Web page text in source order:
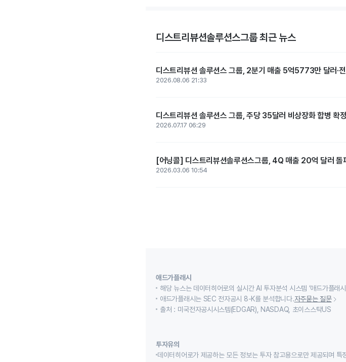
디스트리뷰션솔루션스그룹 최근 뉴스
디스트리뷰션 솔루션스 그룹, 2분기 매출 5억5773만 달러·
2026.08.06 21:33
디스트리뷰션 솔루션스 그룹, 주당 35달러 비상장화 합병 확정
2026.07.17 06:29
[어닝콜] 디스트리뷰션솔루션스그룹, 4Q 매출 20억 달러 돌
2026.03.06 10:54
애드가플래시
해당 뉴스는 데이터히어로의 실시간 AI 투자분석 시스템 ‘애드가플래
애드가플래시는 SEC 전자공시 8-K를 분석합니다.자주묻는 질문
출처 : 미국전자공시시스템(EDGAR), NASDAQ, 초이스스탁US
투자유의
데이터히어로가 제공하는 모든 정보는 투자 참고용으로만 제공되며